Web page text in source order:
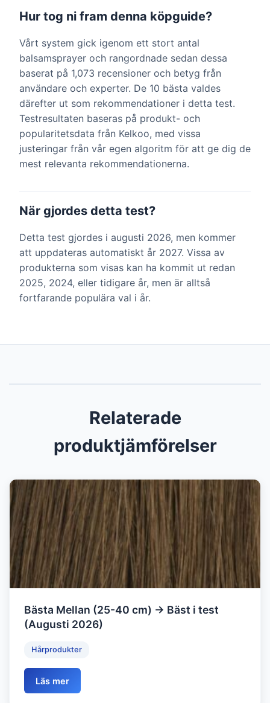
Hur tog ni fram denna köpguide?
Vårt system gick igenom ett stort antal
balsamsprayer och rangordnade sedan dessa
baserat på 1,073 recensioner och betyg från
användare och experter. De 10 bästa valdes
därefter ut som rekommendationer i detta test.
Testresultaten baseras på produkt- och
popularitetsdata från Kelkoo, med vissa
justeringar från vår egen algoritm för att ge dig de
mest relevanta rekommendationerna.
När gjordes detta test?
Detta test gjordes i augusti 2026, men kommer
att uppdateras automatiskt år 2027. Vissa av
produkterna som visas kan ha kommit ut redan
2025, 2024, eller tidigare år, men är alltså
fortfarande populära val i år.
Relaterade
produktjämförelser
Bästa Mellan (25-40 cm) → Bäst i test
(Augusti 2026)
Hårprodukter
Läs mer